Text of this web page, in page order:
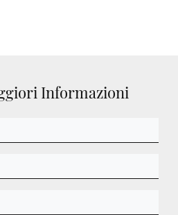
Informazioni